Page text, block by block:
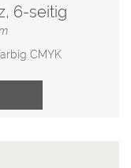
6-seitig
CMYK